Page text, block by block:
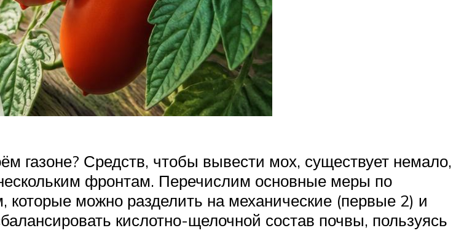
газоне? Средств, чтобы вывести мох, существует немало,
фронтам. Перечислим основные меры по
которые можно разделить на механические (первые 2) и
кислотно-щелочной состав почвы, пользуясь